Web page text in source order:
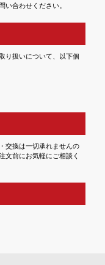
い合わせください。
り扱いについて、以下個
交換は一切承れませんの
文前にお気軽にご相談く